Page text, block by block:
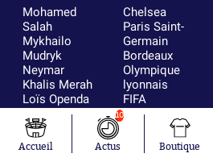
Mohamed
Salah
Mykhailo
Mudryk
Neymar
Khalis Merah
Loïs Openda
Niakhaté
Nicolás
Tagliafico
Chelsea
Paris Saint-
Germain
Bordeaux
Olympique
lyonnais
FIFA
Real Madrid
RC Strasbourg
AC Milan
France
Accueil
10
Actus Boutique